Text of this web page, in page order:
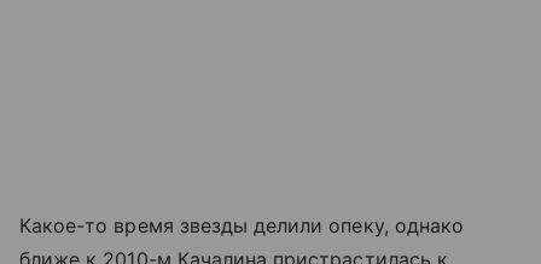
Какое-то время звезды делили опеку, однако